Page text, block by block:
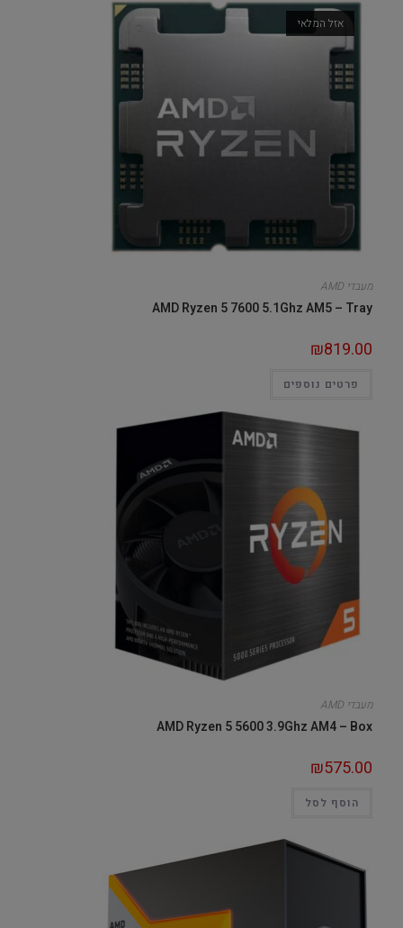
אזל המלאי
מעבדי AMD
AMD Ryzen 5 7600 5.1Ghz AM5 – Tray
₪819.00
פרטים נוספים
מעבדי AMD
AMD Ryzen 5 5600 3.9Ghz AM4 – Box
₪575.00
הוסף לסל